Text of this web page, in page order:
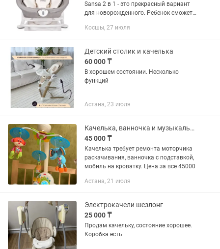
Sansa 2 в 1 - это прекрасный вариант
для новорожденного. Ребенок сможет
укачивания маминых рук. Устройство
Косшы, 27 июля
Детский столик и качелька
60 000 ₸
В хорошем состоянии. Несколько
функций
Астана, 23 июля
Качелька, ванночка и музыкальная мобиль на кроватку
45 000 ₸
Качелька требует ремонта моторчика
раскачивания, ванночка с подставкой,
мобиль на кроватку. Цена за все 45000
Астана, 21 июля
Электрокачели шезлонг
25 000 ₸
Продам качельку, состояние хорошее.
Коробка есть